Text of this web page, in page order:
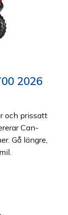
2026
och prissatt
Can-
Gå längre,